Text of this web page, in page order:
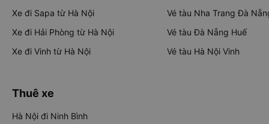
Xe đi Sapa từ Hà Nội
Xe đi Hải Phòng từ Hà Nội
Xe đi Vinh từ Hà Nội
Vé tàu Nha Trang Đà
Vé tàu Đà Nẵng Huế
Vé tàu Hà Nội Vinh
Thuê xe
Hà Nội đi Ninh Bình